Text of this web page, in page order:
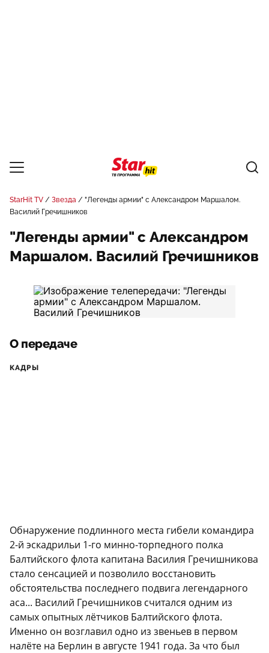
StarHit TV Звезда
"Легенды армии" с Александром Маршалом.
Василий Гречишников
"Легенды армии" с Александром
Маршалом. Василий Гречишников
О передаче
КАДРЫ
Обнаружение подлинного места гибели командира
2-й эскадрильи 1-го минно-торпедного полка
Балтийского флота капитана Василия Гречишникова
стало сенсацией и позволило восстановить
обстоятельства последнего подвига легендарного
аса... Василий Гречишников считался одним из
самых опытных лётчиков Балтийского флота.
Именно он возглавил одно из звеньев в первом
налёте на Берлин в августе 1941 года. За что был